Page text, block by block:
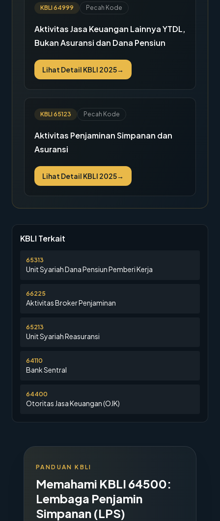
KBLI 64999 Pecah Kode
Aktivitas Jasa Keuangan Lainnya YTDL,
Bukan Asuransi dan Dana Pensiun
Lihat Detail KBLI 2025→
KBLI 65123 Pecah Kode
Aktivitas Penjaminan Simpanan dan
Asuransi
Lihat Detail KBLI 2025→
KBLI Terkait
65313
Unit Syariah Dana Pensiun Pemberi Kerja
66225
Aktivitas Broker Penjaminan
65213
Unit Syariah Reasuransi
64110
Bank Sentral
64400
Otoritas Jasa Keuangan (OJK)
PANDUAN KBLI
Memahami KBLI 64500:
Lembaga Penjamin
Simpanan (LPS)